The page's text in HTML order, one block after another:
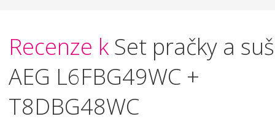
Recenze k Set pračky a
AEG L6FBG49WC +
T8DBG48WC